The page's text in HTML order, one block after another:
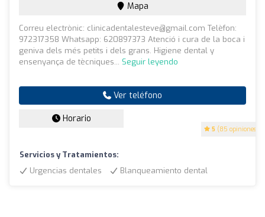
5 (85 opiniones)
Mapa
Correu electrònic: clinicadentalesteve@gmail.com Telèfon:
972317358 Whatsapp: 620897373 Atenció i cura de la boca i
geniva dels més petits i dels grans. Higiene dental y
ensenyança de tècniques... Seguir leyendo
Ver teléfono
Horario
Servicios y Tratamientos:
Urgencias dentales
Blanqueamiento dental